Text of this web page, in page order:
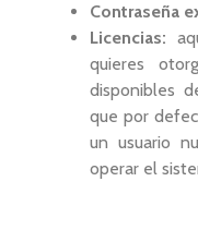
Contraseña
Licencias:
quieres
disponibles
que por
un usuario
operar el